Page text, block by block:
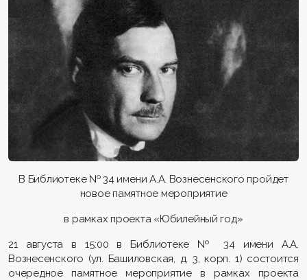
В Библиотеке № 34 имени А.А. Вознесенского пройдет
новое памятное мероприятие
в рамках проекта «Юбилейный год»
21 августа в 15:00 в Библиотеке № 34 имени А.А.
Вознесенского (ул. Башиловская, д. 3, корп. 1) состоится
очередное памятное мероприятие в рамках проекта